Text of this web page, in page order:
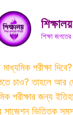
শিক্ষালয়
শিক্ষা জগতের
পরীক্ষা
চাও? তাহলে আর
পরীক্ষার জন্য
সাজেশন্ ভিত্তিক